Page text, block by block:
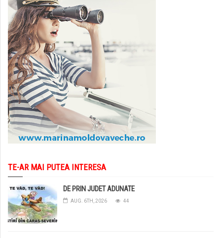
TE-AR MAI PUTEA INTERESA
DE PRIN JUDET ADUNATE
AUG. 6TH, 2026 44